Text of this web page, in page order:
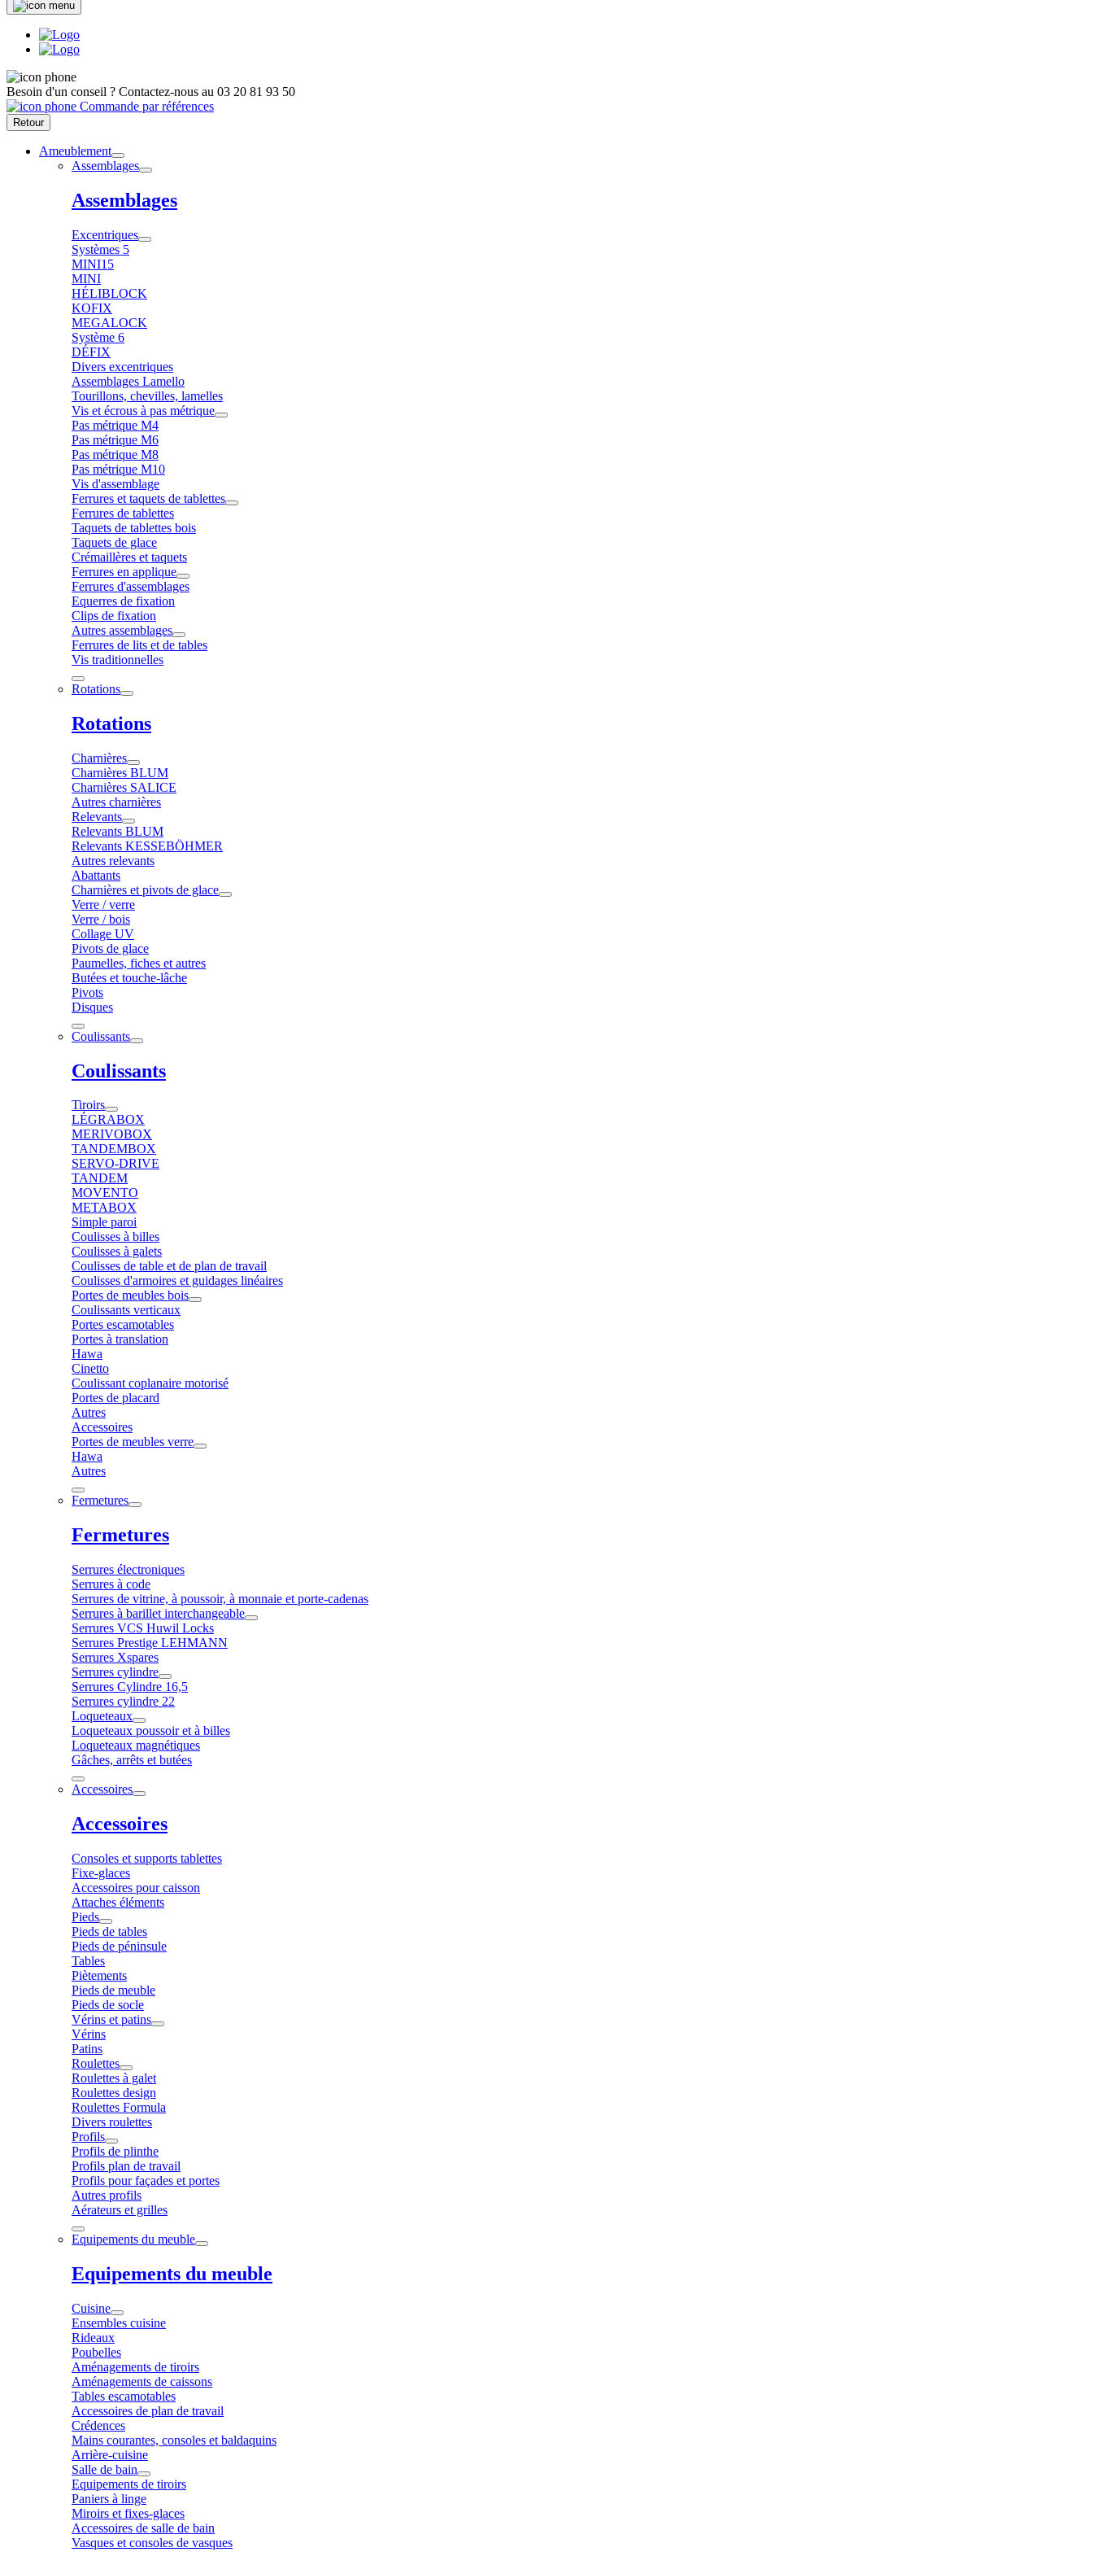
Besoin d'un conseil ? Contactez-nous au 03 20 81 93 50
Commande par références
Retour
Ameublement
Assemblages
Assemblages
Excentriques
Systèmes 5
MINI15
MINI
HÉLIBLOCK
KOFIX
MEGALOCK
Système 6
DÉFIX
Divers excentriques
Assemblages Lamello
Tourillons, chevilles, lamelles
Vis et écrous à pas métrique
Pas métrique M4
Pas métrique M6
Pas métrique M8
Pas métrique M10
Vis d'assemblage
Ferrures et taquets de tablettes
Ferrures de tablettes
Taquets de tablettes bois
Taquets de glace
Crémaillères et taquets
Ferrures en applique
Ferrures d'assemblages
Equerres de fixation
Clips de fixation
Autres assemblages
Ferrures de lits et de tables
Vis traditionnelles
Rotations
Rotations
Charnières
Charnières BLUM
Charnières SALICE
Autres charnières
Relevants
Relevants BLUM
Relevants KESSEBÖHMER
Autres relevants
Abattants
Charnières et pivots de glace
Verre / verre
Verre / bois
Collage UV
Pivots de glace
Paumelles, fiches et autres
Butées et touche-lâche
Pivots
Disques
Coulissants
Coulissants
Tiroirs
LÉGRABOX
MERIVOBOX
TANDEMBOX
SERVO-DRIVE
TANDEM
MOVENTO
METABOX
Simple paroi
Coulisses à billes
Coulisses à galets
Coulisses de table et de plan de travail
Coulisses d'armoires et guidages linéaires
Portes de meubles bois
Coulissants verticaux
Portes escamotables
Portes à translation
Hawa
Cinetto
Coulissant coplanaire motorisé
Portes de placard
Autres
Accessoires
Portes de meubles verre
Hawa
Autres
Fermetures
Fermetures
Serrures électroniques
Serrures à code
Serrures de vitrine, à poussoir, à monnaie et porte-cadenas
Serrures à barillet interchangeable
Serrures VCS Huwil Locks
Serrures Prestige LEHMANN
Serrures Xspares
Serrures cylindre
Serrures Cylindre 16,5
Serrures cylindre 22
Loqueteaux
Loqueteaux poussoir et à billes
Loqueteaux magnétiques
Gâches, arrêts et butées
Accessoires
Accessoires
Consoles et supports tablettes
Fixe-glaces
Accessoires pour caisson
Attaches éléments
Pieds
Pieds de tables
Pieds de péninsule
Tables
Piètements
Pieds de meuble
Pieds de socle
Vérins et patins
Vérins
Patins
Roulettes
Roulettes à galet
Roulettes design
Roulettes Formula
Divers roulettes
Profils
Profils de plinthe
Profils plan de travail
Profils pour façades et portes
Autres profils
Aérateurs et grilles
Equipements du meuble
Equipements du meuble
Cuisine
Ensembles cuisine
Rideaux
Poubelles
Aménagements de tiroirs
Aménagements de caissons
Tables escamotables
Accessoires de plan de travail
Crédences
Mains courantes, consoles et baldaquins
Arrière-cuisine
Salle de bain
Equipements de tiroirs
Paniers à linge
Miroirs et fixes-glaces
Accessoires de salle de bain
Vasques et consoles de vasques